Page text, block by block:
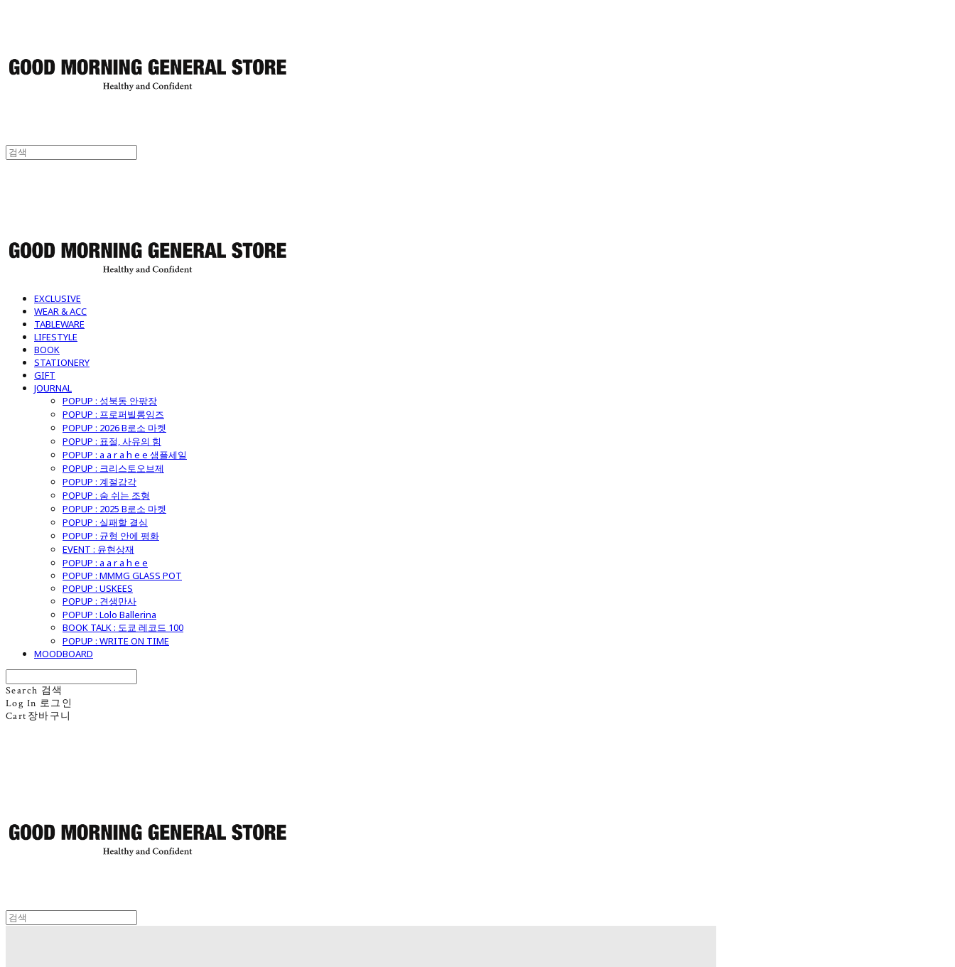
EXCLUSIVE
WEAR & ACC
TABLEWARE
LIFESTYLE
BOOK
STATIONERY
GIFT
JOURNAL
POPUP : 성북동 안팎장
POPUP : 프로퍼빌롱잉즈
POPUP : 2026 B로소 마켓
POPUP : 표절, 사유의 힘
POPUP : a a r a h e e 샘플세일
POPUP : 크리스토오브제
POPUP : 계절감각
POPUP : 숨 쉬는 조형
POPUP : 2025 B로소 마켓
POPUP : 실패할 결심
POPUP : 균형 안에 평화
EVENT : 윤현상재
POPUP : a a r a h e e
POPUP : MMMG GLASS POT
POPUP : USKEES
POPUP : 견생만사
POPUP : Lolo Ballerina
BOOK TALK : 도쿄 레코드 100
POPUP : WRITE ON TIME
MOODBOARD
Search 검색
Log In 로그인
Cart 장바구니